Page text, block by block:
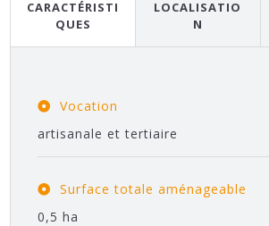
CARACTÉRISTI
QUES
LOCALISATIO
N
Vocation
artisanale et tertiaire
Surface totale aménageable
0,5 ha